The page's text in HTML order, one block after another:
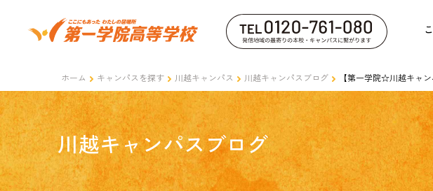
ホーム キャンパスを探す 川越キャンパス 川越キャンパスブログ 【第一学院☆川越キャ
川越キャンパスブログ